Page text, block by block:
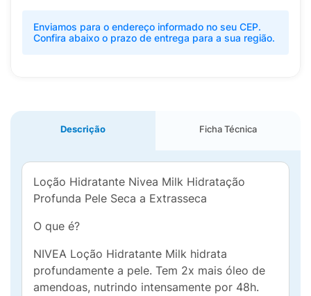
Enviamos para o endereço informado no seu CEP.
Confira abaixo o prazo de entrega para a sua região.
Descrição Ficha Técnica
Loção Hidratante Nivea Milk Hidratação
Profunda Pele Seca a Extrasseca
O que é?
NIVEA Loção Hidratante Milk hidrata
profundamente a pele. Tem 2x mais óleo de
amendoas, nutrindo intensamente por 48h.